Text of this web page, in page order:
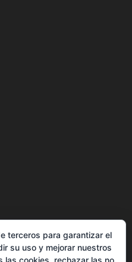
terceros para garantizar el
su uso y mejorar nuestros
las cookies, rechazar las no